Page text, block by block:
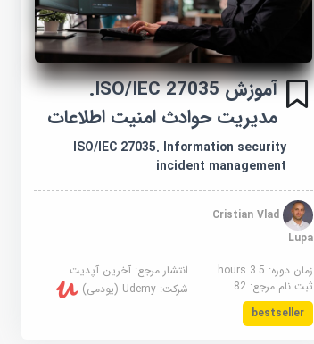
آموزش ISO/IEC 27035.
مدیریت حوادث امنیت اطلاعات
ISO/IEC 27035. Information security
incident management
Cristian Vlad
Lupa
زمان دوره: 3.5 hours
انتشار مرجع:آخرین آپدیت
ثبت نام مرجع: 82 شرکت:Udemy (یودمی)
bestseller